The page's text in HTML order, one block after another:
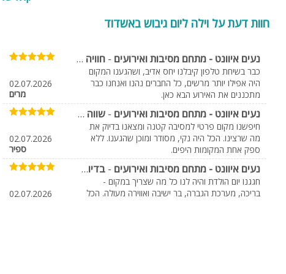
חוות דעת על וילה ליום גיבוש באשדוד
נעים איוונט - מתחם מסיבות ואירועים - חוויה מעולה מהתחלה ועד הסוף
כבר בשיחת טלפון קיבלנו יחס אדיב, ושהגענו המקום
היה אפילו יותר מרשים, כל החברים נהנו ואנחנו כבר
מתכננים את האירוע הבא כאן.
02.07.2026
מרים
נעים איוונט - מתחם מסיבות ואירועים - שווה כל שקל
חיפשנו מקום פרטי למסיבה קטנה ומצאנו בדיוק את
מה שרצינו. הכל היה נקי, מסודר ומוכן שהגענו. ללא
ספק אחת המקומות היפים.
02.07.2026
ספיר
נעים איוונט - מתחם מסיבות ואירועים - בדיוק מה שחיפשנו
חגגנו יום הולדת והיה לנו כל מה שצריך במקום -
בריכה, מערכת הגברה, בר ישיבה ואווירה מעולה. הכל
02.07.2026
גריל בר
יגאל אלון 120, תל אביב
03-696-6123
אוליברי
אבן גבירול 137, תל אביב
053-9426855